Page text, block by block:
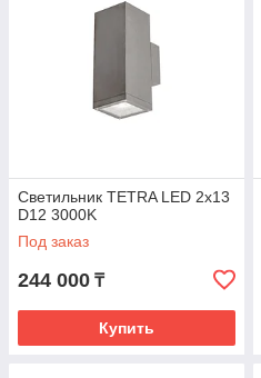
Светильник TETRA LED 2x13
D12 3000K
Под заказ
244 000 ₸
Купить